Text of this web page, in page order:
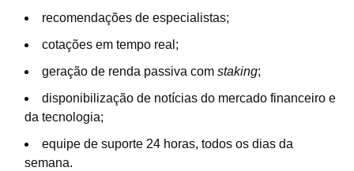
recomendações de especialistas;
cotações em tempo real;
geração de renda passiva com staking;
disponibilização de notícias do mercado financeiro e
da tecnologia;
equipe de suporte 24 horas, todos os dias da
semana.